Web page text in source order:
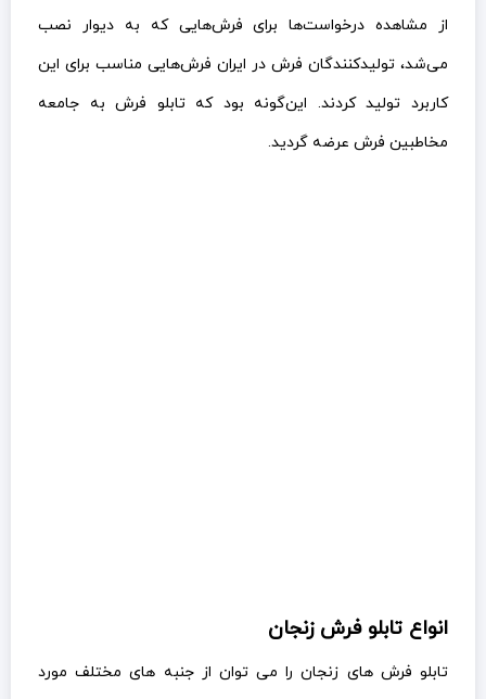
از مشاهده درخواست‌ها برای فرش‌هایی که به دیوار نصب
می‌شد، تولیدکنندگان فرش در ایران فرش‌هایی مناسب برای این
کاربرد تولید کردند. این‌گونه بود که تابلو فرش به جامعه
مخاطبین فرش عرضه گردید.
انواع تابلو فرش زنجان
تابلو فرش های زنجان را می توان از جنبه های مختلف مورد